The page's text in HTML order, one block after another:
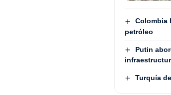
Colombia
petróleo
Putin
Turquía